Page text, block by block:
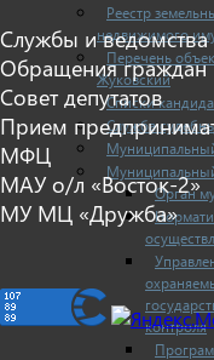
Реестр
недвижимого
Перечень
Жуковский
Списки
Служба
Орган
контроля
Службы и ведомства
Обращения граждан
Совет депутатов
Прием
МФЦ
МАУ о/л «Восток-2»
МУ МЦ «Дружба»